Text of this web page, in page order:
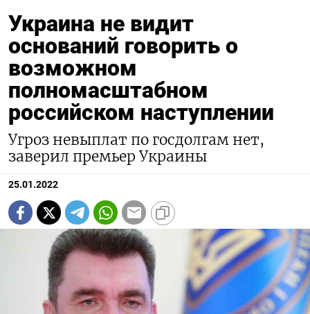
Украина не видит
оснований говорить о
возможном
полномасштабном
российском наступлении
Угроз невыплат по госдолгам нет,
заверил премьер Украины
25.01.2022